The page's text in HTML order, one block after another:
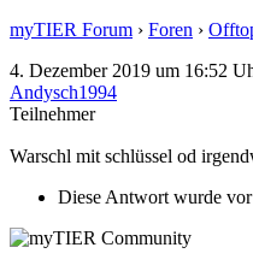
myTIER Forum › Foren ›
4. Dezember 2019 um 16:52
Andysch1994
Teilnehmer
Warschl mit schlüssel od
Diese Antwort wurde